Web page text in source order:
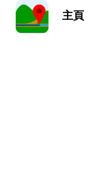
主頁